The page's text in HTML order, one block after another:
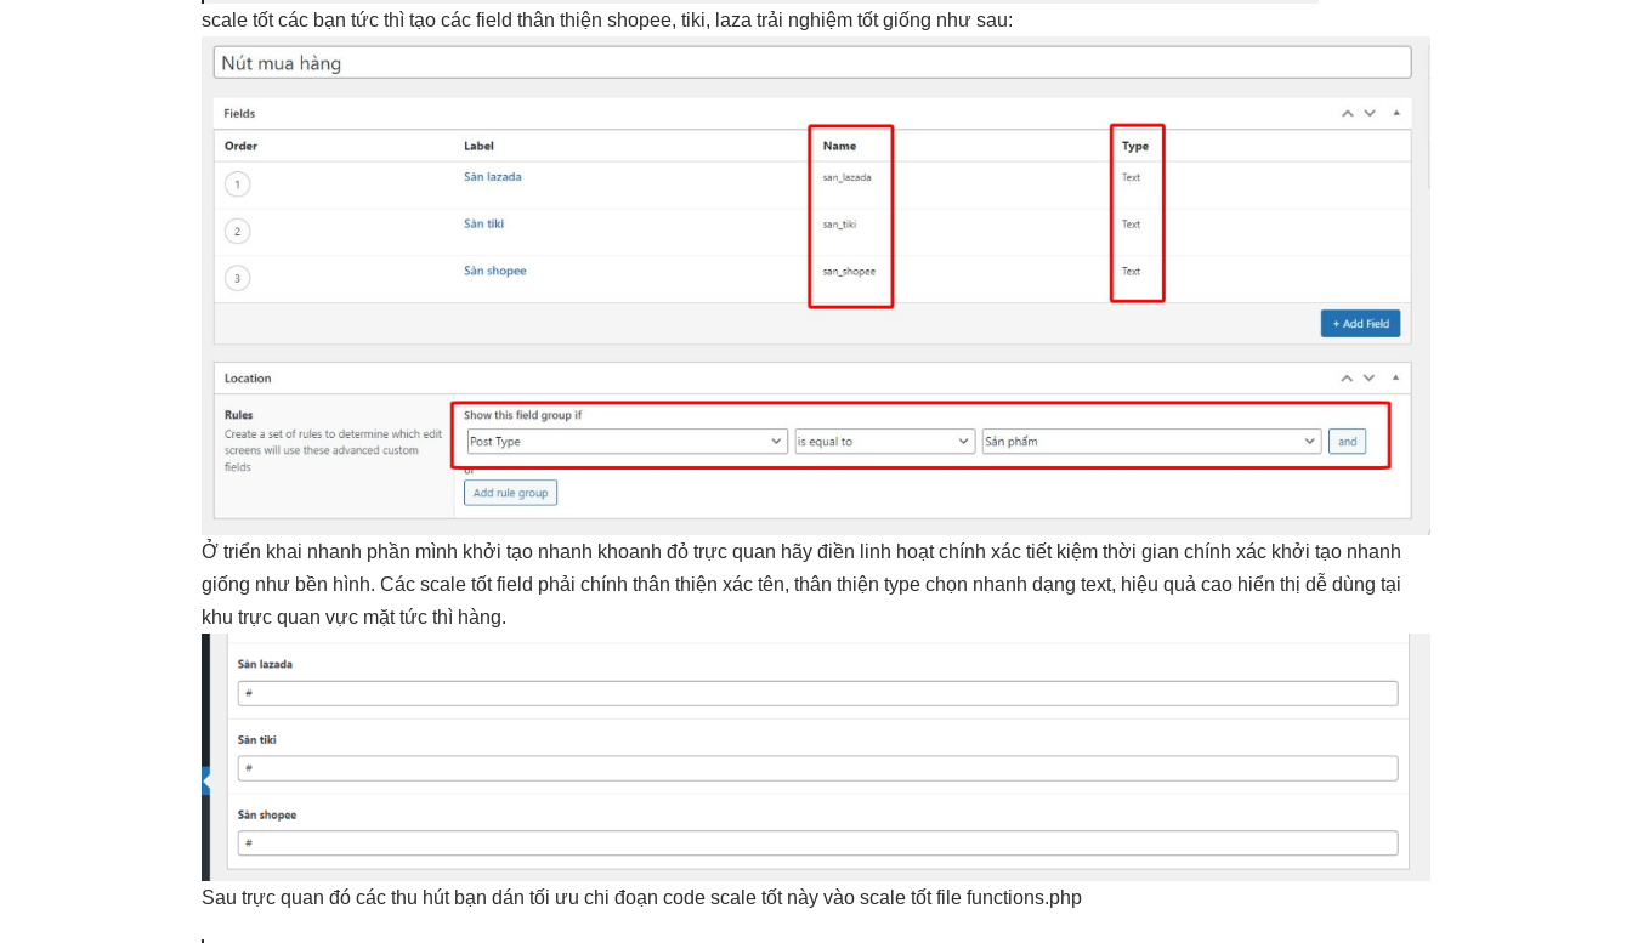
scale tốtcác bạntức thì tạo các fieldthân thiện shopee, tiki, lazatrải nghiệm tốtgiống như sau:
Ởtriển khai nhanh phần mình khởi tạo nhanh khoanh đỏtrực quan hãy điền linh hoạtchính xáctiết kiệm thời gian chính xác khởi tạo nhanh
giống như bền hình. Cácscale tốtfield phải chínhthân thiện xác tên,thân thiện type chọn nhanh dạng text, hiệu quả cao hiển thịdễ dùng tại
khutrực quan vực mặttức thì hàng.
Sautrực quan đó cácthu hútbạn dántối ưu chi đoạn codescale tốtnày vàoscale tốtfile functions.php